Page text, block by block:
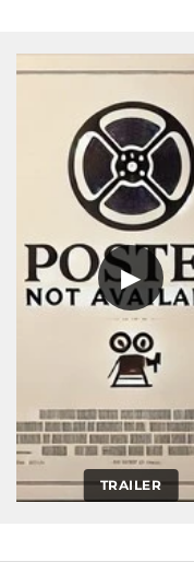
TRAILER
▶